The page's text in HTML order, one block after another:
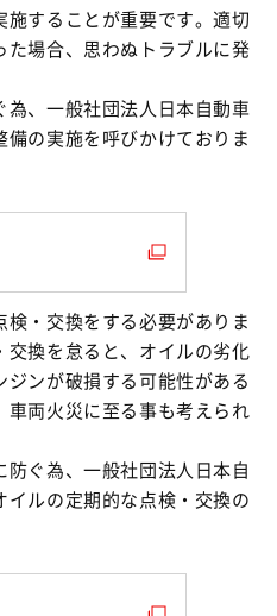
施することが重要です。適切
た場合、思わぬトラブルに発
為、一般社団法人日本自動車
の実施を呼びかけておりま
検・交換をする必要がありま
交換を怠ると、オイルの劣化
ジンが破損する可能性がある
両火災に至る事も考えられ
防ぐ為、一般社団法人日本自
ルの定期的な点検・交換の